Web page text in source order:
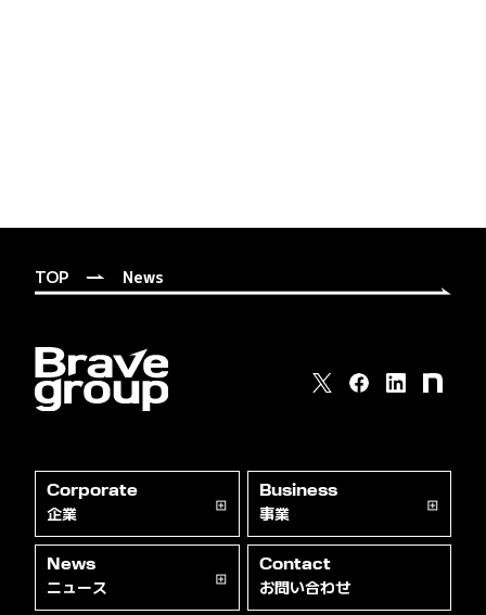
TOP News
Corporate
企業
Business
事業
News
ニュース
Contact
お問い合わせ